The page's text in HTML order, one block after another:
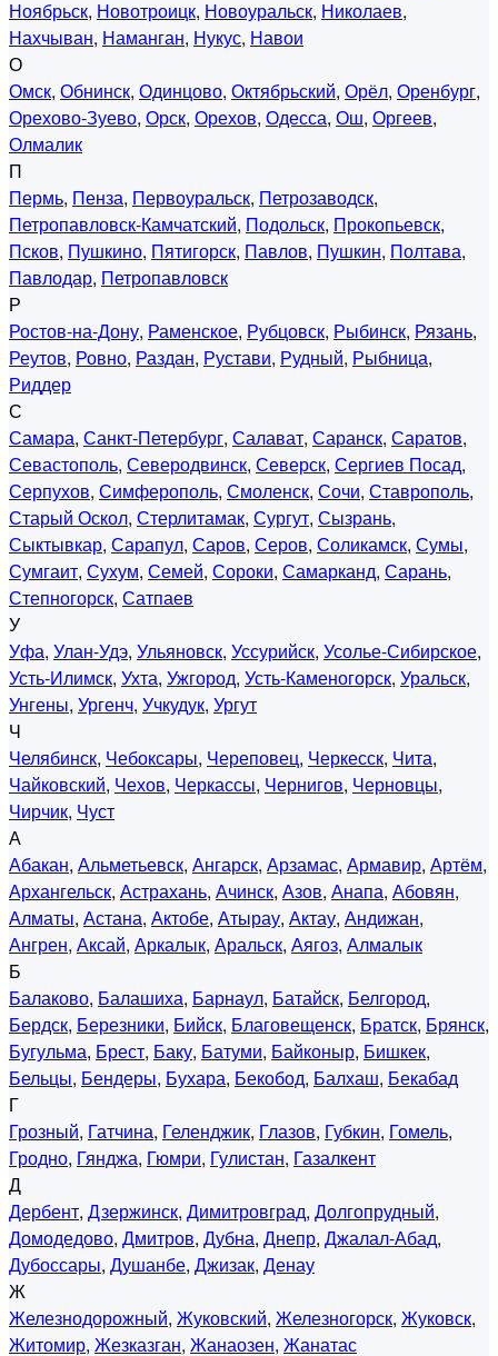
Ноябрьск, Новотроицк, Новоуральск, Николаев,
Нахчыван, Наманган, Нукус, Навои
О
Омск, Обнинск, Одинцово, Октябрьский, Орёл, Оренбург,
Орехово-Зуево, Орск, Орехов, Одесса, Ош, Оргеев,
Олмалик
П
Пермь, Пенза, Первоуральск, Петрозаводск,
Петропавловск-Камчатский, Подольск, Прокопьевск,
Псков, Пушкино, Пятигорск, Павлов, Пушкин, Полтава,
Павлодар, Петропавловск
Р
Ростов-на-Дону, Раменское, Рубцовск, Рыбинск, Рязань,
Реутов, Ровно, Раздан, Рустави, Рудный, Рыбница,
Риддер
С
Самара, Санкт-Петербург, Салават, Саранск, Саратов,
Севастополь, Северодвинск, Северск, Сергиев Посад,
Серпухов, Симферополь, Смоленск, Сочи, Ставрополь,
Старый Оскол, Стерлитамак, Сургут, Сызрань,
Сыктывкар, Сарапул, Саров, Серов, Соликамск, Сумы,
Сумгаит, Сухум, Семей, Сороки, Самарканд, Сарань,
Степногорск, Сатпаев
У
Уфа, Улан-Удэ, Ульяновск, Уссурийск, Усолье-Сибирское,
Усть-Илимск, Ухта, Ужгород, Усть-Каменогорск, Уральск,
Унгены, Ургенч, Учкудук, Ургут
Ч
Челябинск, Чебоксары, Череповец, Черкесск, Чита,
Чайковский, Чехов, Черкассы, Чернигов, Черновцы,
Чирчик, Чуст
А
Абакан, Альметьевск, Ангарск, Арзамас, Армавир, Артём,
Архангельск, Астрахань, Ачинск, Азов, Анапа, Абовян,
Алматы, Астана, Актобе, Атырау, Актау, Андижан,
Ангрен, Аксай, Аркалык, Аральск, Аягоз, Алмалык
Б
Балаково, Балашиха, Барнаул, Батайск, Белгород,
Бердск, Березники, Бийск, Благовещенск, Братск, Брянск,
Бугульма, Брест, Баку, Батуми, Байконыр, Бишкек,
Бельцы, Бендеры, Бухара, Бекобод, Балхаш, Бекабад
Г
Грозный, Гатчина, Геленджик, Глазов, Губкин, Гомель,
Гродно, Гянджа, Гюмри, Гулистан, Газалкент
Д
Дербент, Дзержинск, Димитровград, Долгопрудный,
Домодедово, Дмитров, Дубна, Днепр, Джалал-Абад,
Дубоссары, Душанбе, Джизак, Денау
Ж
Железнодорожный, Жуковский, Железногорск, Жуковск,
Житомир, Жезказган, Жанаозен, Жанатас